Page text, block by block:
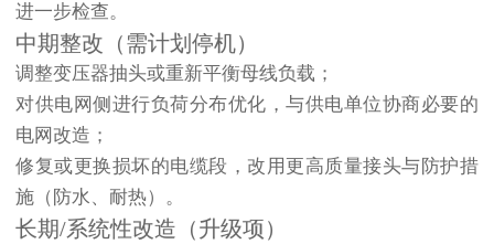
进一步检查。
中期整改（需计划停机）
调整变压器抽头或重新平衡母线负载；
对供电网侧进行负荷分布优化，与供电单位协商必要的
电网改造；
修复或更换损坏的电缆段，改用更高质量接头与防护措
施（防水、耐热）。
长期/系统性改造（升级项）